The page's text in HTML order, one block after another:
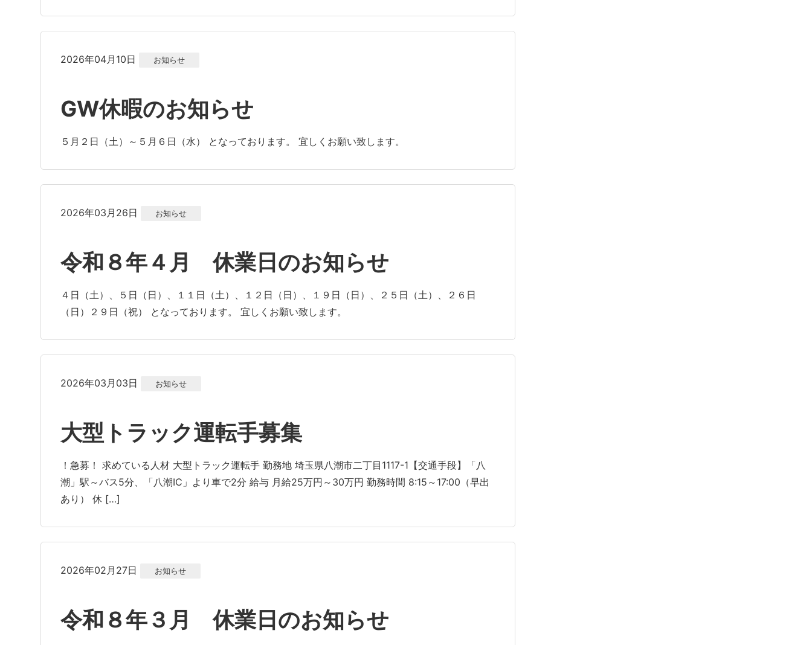
2026年04月10日 お知らせ
GW休暇のお知らせ
５月２日（土）～５月６日（水） となっております。 宜しくお願い致します。
2026年03月26日 お知らせ
令和８年４月 休業日のお知らせ
４日（土）、５日（日）、１１日（土）、１２日（日）、１９日（日）、２５日（土）、２６日
（日）２９日（祝） となっております。 宜しくお願い致します。
2026年03月03日 お知らせ
大型トラック運転手募集
！急募！ 求めている人材 大型トラック運転手 勤務地 埼玉県八潮市二丁目1117-1【交通手段】「八
潮」駅～バス5分、「八潮IC」より車で2分 給与 月給25万円～30万円 勤務時間 8:15～17:00（早出
あり） 休 […]
2026年02月27日 お知らせ
令和８年３月 休業日のお知らせ